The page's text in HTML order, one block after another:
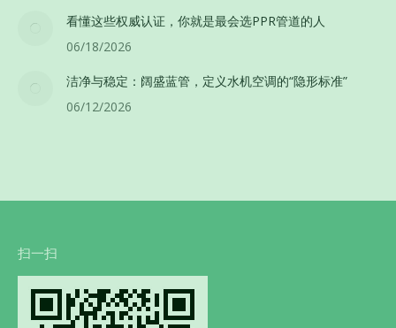
看懂这些权威认证，你就是最会选PPR管道的人
06/18/2026
洁净与稳定：阔盛蓝管，定义水机空调的“隐形标准”
06/12/2026
扫一扫